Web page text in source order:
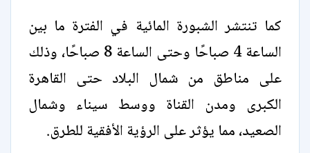
كما تنتشر الشبورة المائية في الفترة ما بين
الساعة 4 صباحًا وحتى الساعة 8 صباحًا، وذلك
على مناطق من شمال البلاد حتى القاهرة
الكبرى ومدن القناة ووسط سيناء وشمال
الصعيد، مما يؤثر على الرؤية الأفقية للطرق.